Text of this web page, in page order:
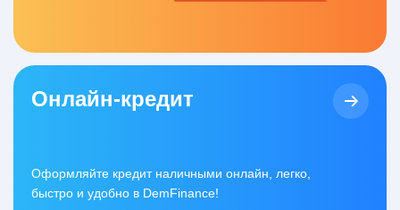
Онлайн-кредит
Оформляйте кредит наличными онлайн, легко,
быстро и удобно в DemFinance!